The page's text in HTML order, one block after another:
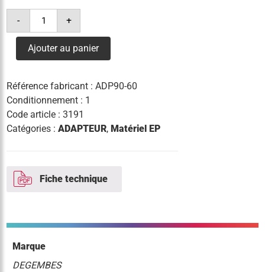
-
quantité
adaptateur
ø90
-
(extérieur
ø101)
+
Ajouter au panier
Référence fabricant :ADP90-60
Conditionnement : 1
Code article :3191
Catégories :ADAPTEUR,Matériel EP
Fiche technique
Marque
DEGEMBES